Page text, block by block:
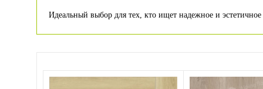
Идеальный выбор для тех, кто ищет надежное и